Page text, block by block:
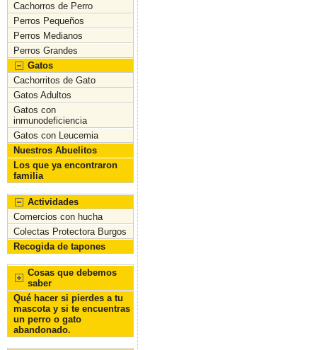
Cachorros de Perro
Perros Pequeños
Perros Medianos
Perros Grandes
Gatos
Cachorritos de Gato
Gatos Adultos
Gatos con
inmunodeficiencia
Gatos con Leucemia
Nuestros Abuelitos
Los que ya encontraron
familia
Actividades
Comercios con hucha
Colectas Protectora Burgos
Recogida de tapones
Cosas que debemos
saber
Qué hacer si pierdes a tu
mascota y si te encuentras
un perro o gato
abandonado.